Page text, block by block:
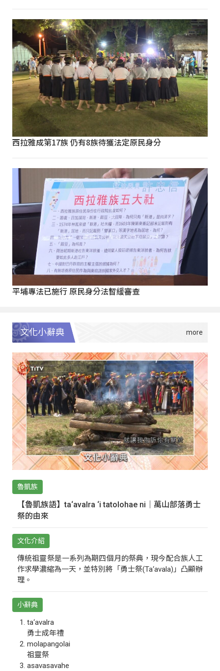
西拉雅成第17族 仍有8族待獲法定原民身分
平埔專法已施行 原民身分法暫緩審查
文化小辭典
魯凱族
【魯凱族語】ta‘avalra ‘i tatolohae ni｜萬山部落勇士
祭的由來
文化介紹
傳統祖靈祭是一系列為期四個月的祭典，現今配合族人工
作求學濃縮為一天，並特別將「勇士祭(Ta‘avala)」凸顯辦
理。
小辭典
ta‘avalra
勇士成年禮
molapangolai
祖靈祭
asavasavahe